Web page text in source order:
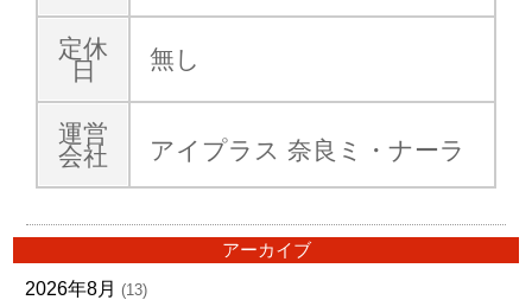
定休
日
無し
運営
会社
アイプラス 奈良ミ・ナーラ
アーカイブ
2026年8月 (13)